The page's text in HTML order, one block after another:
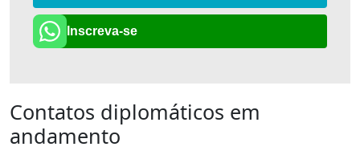
Inscreva-se
Contatos diplomáticos em
andamento